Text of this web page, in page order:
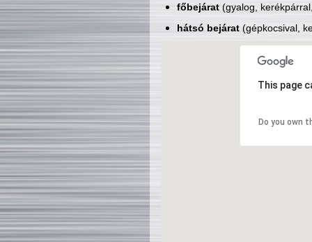
főbejárat(gyalog,
hátsó bejárat(gépkocsival,
This page
Do you own